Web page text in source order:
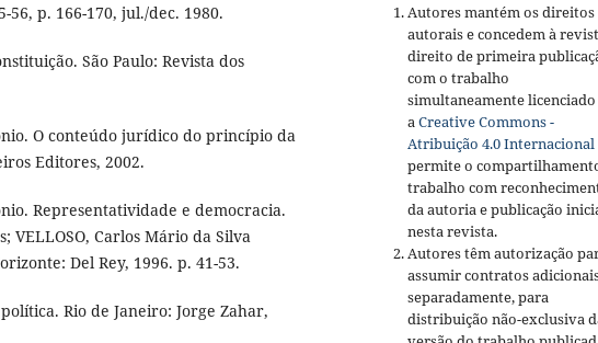
56, p. 166-170, jul./dec. 1980.
São Paulo: Revista dos
O conteúdo jurídico do princípio da
Editores, 2002.
Representatividade e democracia.
VELLOSO, Carlos Mário da Silva
Del Rey, 1996. p. 41-53.
Rio de Janeiro: Jorge Zahar,
Autores mantém os direitos
autorais e concedem à
direito de primeira
com o trabalho
simultaneamente
aCreative Commons -
Atribuição 4.0 Internacional
permite o
trabalho com
da autoria e publicação
nesta revista.
Autores têm autorização
assumir contratos
separadamente, para
distribuição não-exclusiva